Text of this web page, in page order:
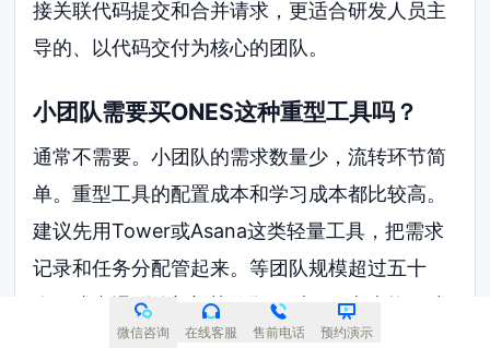
接关联代码提交和合并请求，更适合研发人员主
导的、以代码交付为核心的团队。
小团队需要买ONES这种重型工具吗？
通常不需要。小团队的需求数量少，流转环节简
单。重型工具的配置成本和学习成本都比较高。
建议先用Tower或Asana这类轻量工具，把需求
记录和任务分配管起来。等团队规模超过五十
人，或者遇到跨部门协作瓶颈时，再考虑换用功
能更全面的平台。
微信咨询 在线客服 售前电话 预约演示